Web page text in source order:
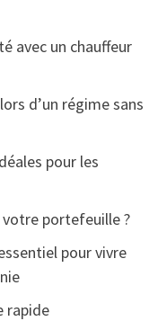
avec un chauffeur
d’un régime sans
pour les
portefeuille ?
pour vivre
rapide